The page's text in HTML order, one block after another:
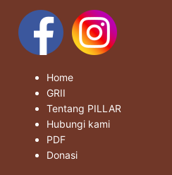
Home
GRII
Tentang PILLAR
Hubungi kami
PDF
Donasi